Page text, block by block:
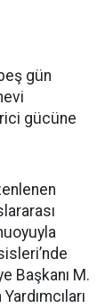
gün
gücüne
Başkanı M.